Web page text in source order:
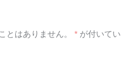
とはありません。 * が付いてい